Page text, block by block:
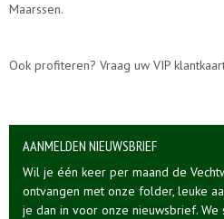
Maarssen.
Ook profiteren? Vraag uw VIP
AANMELDEN NIEUWSBRIEF
Wil je één keer per maand de
ontvangen met onze folder, leuke
je dan in voor onze nieuwsbrief.